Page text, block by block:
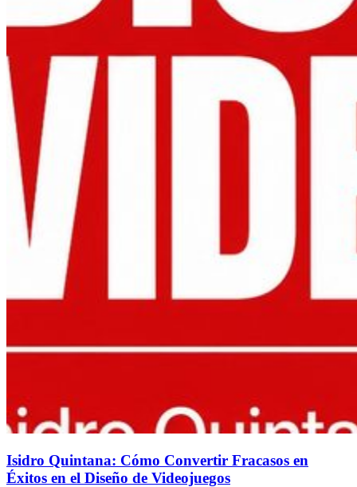
Isidro Quintana: Cómo Convertir Fracasos en
Éxitos en el Diseño de Videojuegos